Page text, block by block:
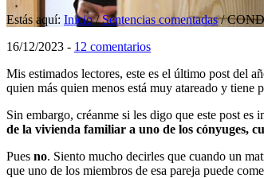
Estás aquí: Inicio / Sentencias comentadas /
16/12/2023 - 12 comentarios
Mis estimados lectores, este es el último post del
quien más quien menos está muy atareado y tiene
Sin embargo, créanme si les digo que este post es
de la vivienda familiar a uno de los cónyuges,
Pues no. Siento mucho decirles que cuando un
que uno de los miembros de esa pareja puede